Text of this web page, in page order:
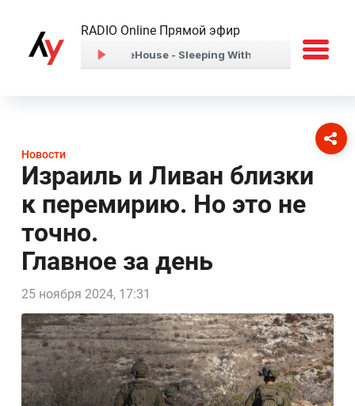
RADIO Online Прямой эфир
Новости
Израиль и Ливан близки
к перемирию. Но это не
точно.
Главное за день
25 ноября 2024, 17:31